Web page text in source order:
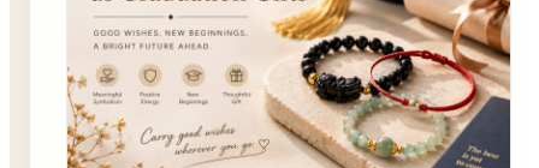
people believe a bracelet can serve as a daily
reminder of a promise, a shared journey, or a hope
for the future. Traditionally, in many cultures,
meaningful jewelry wasn't only worn for beauty—it
was worn to carry memories, blessings, and
intentions close to the heart.